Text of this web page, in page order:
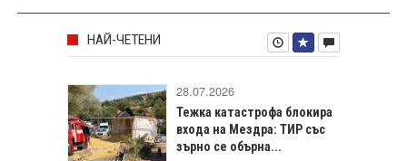
НАЙ-ЧЕТЕНИ
28.07.2026
Тежка катастрофа блокира
входа на Мездра: ТИР със
зърно се обърна...